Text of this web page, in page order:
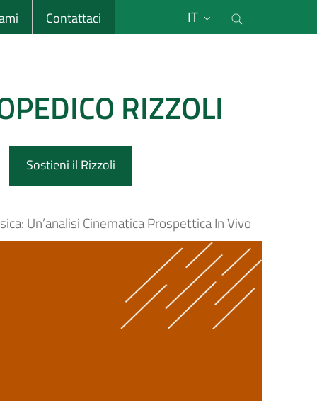
Contattaci IT
RIZZOLI
Sostieni il Rizzoli
Un’analisi Cinematica Prospettica In Vivo